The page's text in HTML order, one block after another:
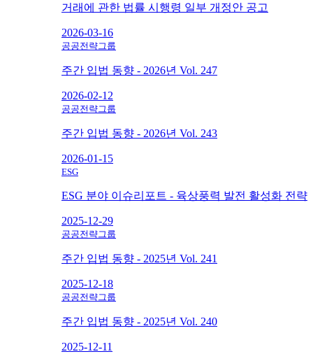
거래에 관한 법률 시행령 일부 개정안 공고
2026-03-16
공공전략그룹
주간 입법 동향 - 2026년 Vol. 247
2026-02-12
공공전략그룹
주간 입법 동향 - 2026년 Vol. 243
2026-01-15
ESG
ESG 분야 이슈리포트 - 육상풍력 발전 활성화 전략
2025-12-29
공공전략그룹
주간 입법 동향 - 2025년 Vol. 241
2025-12-18
공공전략그룹
주간 입법 동향 - 2025년 Vol. 240
2025-12-11